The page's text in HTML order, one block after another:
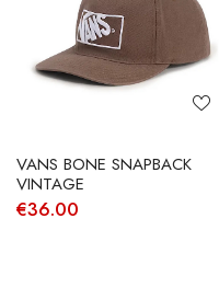
VANS BONE SNAPBACK
VINTAGE
€36.00